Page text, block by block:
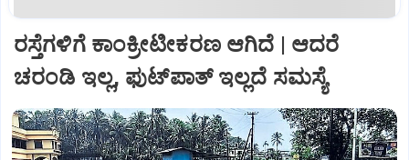
ರಸ್ತೆಗಳಿಗೆ ಕಾಂಕ್ರೀಟೀಕರಣ ಆಗಿದೆ | ಆದರೆ
ಚರಂಡಿ ಇಲ್ಲ, ಫುಟ್‌ಪಾತ್‌ ಇಲ್ಲದೆ ಸಮಸ್ಯೆ